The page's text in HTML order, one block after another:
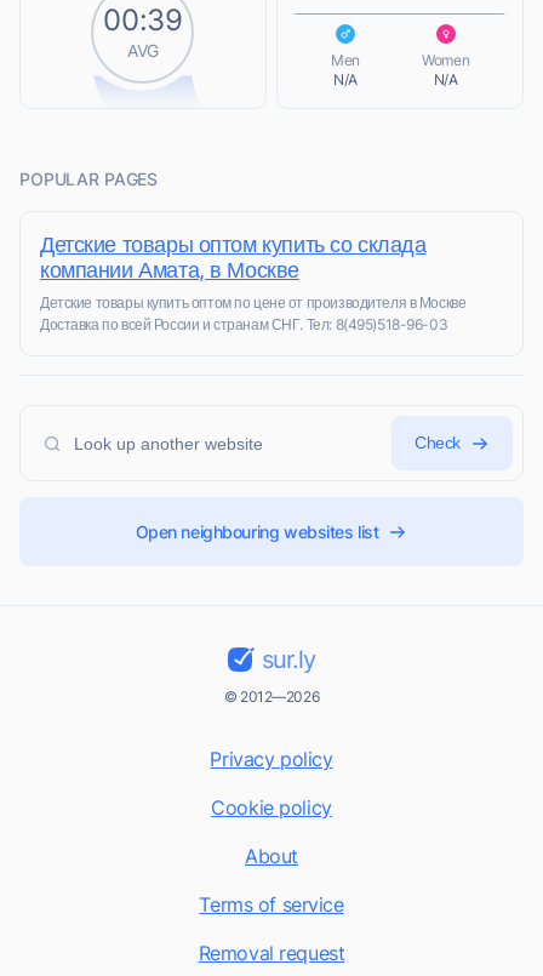
00:39
AVG
Men
N/A
Women
N/A
POPULAR PAGES
Детские товары оптом купить со склада
компании Амата, в Москве
Детские товары купить оптом по цене от производителя в Москве
Доставка по всей России и странам СНГ. Тел: 8(495)518-96-03
Check
Open neighbouring websites list
sur.ly
© 2012—2026
Privacy policy
Cookie policy
About
Terms of service
Removal request